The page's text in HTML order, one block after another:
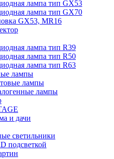
лампа тип GX53
лампа тип GX70
GX53, MR16
лампа тип R39
лампа тип R50
лампа тип R63
лампы
лампы
лампы
и дачи
светильники
подсветкой